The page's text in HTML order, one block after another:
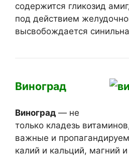
содержится гликозид
под действием
высвобождается
Виноград
Виноград — не
только кладезь
важные и
калий и кальций, магний